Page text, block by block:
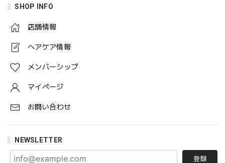
SHOP INFO
店舗情報
ヘアケア情報
メンバーシップ
マイページ
お問い合わせ
NEWSLETTER
登録